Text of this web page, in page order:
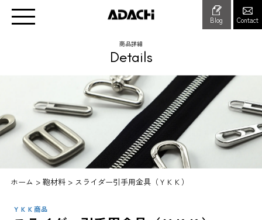
Blog Contact
商品詳細
Details
ホーム > 鞄材料> スライダー引手用金具（ＹＫＫ）
ＹＫＫ商品